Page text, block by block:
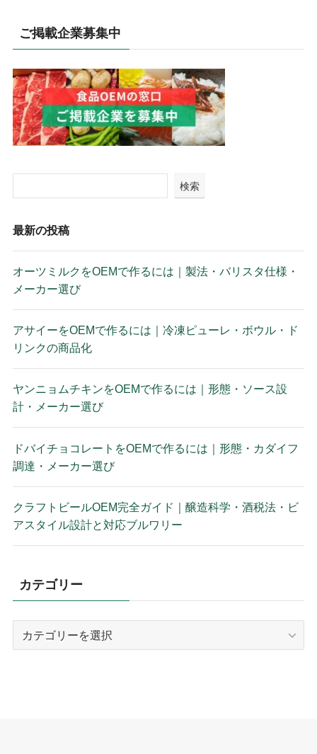
ご掲載企業募集中
検索
最新の投稿
オーツミルクをOEMで作るには｜製法・バリスタ仕様・
メーカー選び
アサイーをOEMで作るには｜冷凍ピューレ・ボウル・ド
リンクの商品化
ヤンニョムチキンをOEMで作るには｜形態・ソース設
計・メーカー選び
ドバイチョコレートをOEMで作るには｜形態・カダイフ
調達・メーカー選び
クラフトビールOEM完全ガイド｜醸造科学・酒税法・ビ
アスタイル設計と対応ブルワリー
カテゴリー